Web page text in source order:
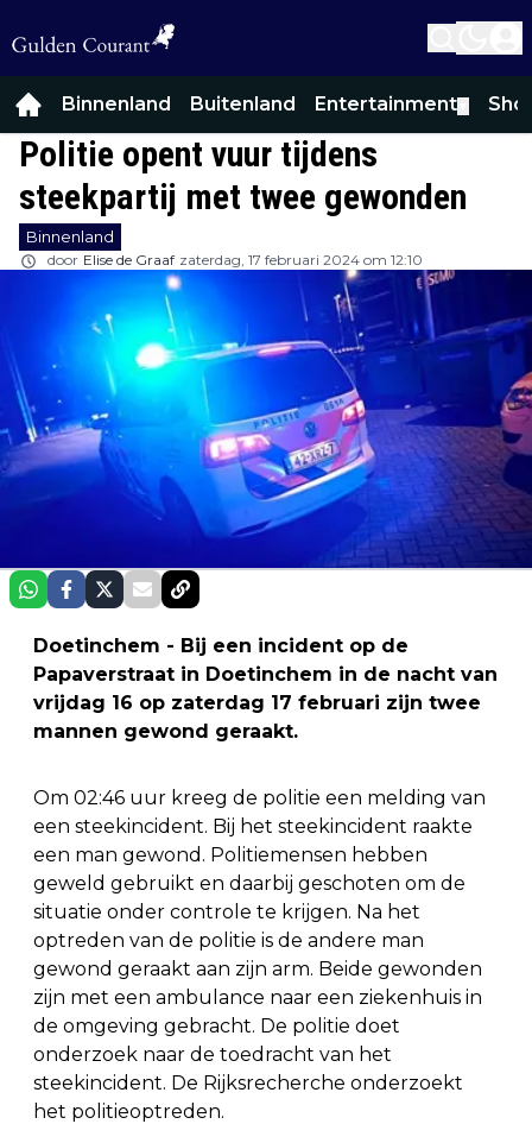
Binnenland Buitenland Entertainment
Politie opent vuur tijdens
steekpartij met twee gewonden
Binnenland
door Elise de Graaf zaterdag, 17 februari 2024 om 12:10
Doetinchem - Bij een incident op de
Papaverstraat in Doetinchem in de nacht van
vrijdag 16 op zaterdag 17 februari zijn twee
mannen gewond geraakt.
Om 02:46 uur kreeg de politie een melding van
een steekincident. Bij het steekincident raakte
een man gewond. Politiemensen hebben
geweld gebruikt en daarbij geschoten om de
situatie onder controle te krijgen. Na het
optreden van de politie is de andere man
gewond geraakt aan zijn arm. Beide gewonden
zijn met een ambulance naar een ziekenhuis in
de omgeving gebracht. De politie doet
onderzoek naar de toedracht van het
steekincident. De Rijksrecherche onderzoekt
het politieoptreden.